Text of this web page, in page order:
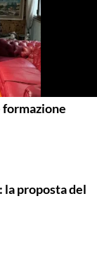
formazione
proposta del